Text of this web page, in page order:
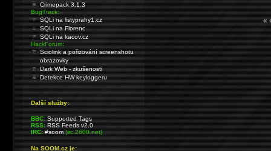
« ‹
Crimepack 3.1.3
BugTrack:
SQLi na listyprahy1.cz
SQLi na Florenc
SQLi na kacov.cz
HackForum:
Sciolink a pořizování screenshotu
obrazovky
Dark Web - zkušenosti
Detekce HW keyloggeru
Další služby:
BBC: Supported Tags
RSS: RSS Feeds v2.0
IRC: #soom(irc.2600.net)
Na SOOM.cz je: